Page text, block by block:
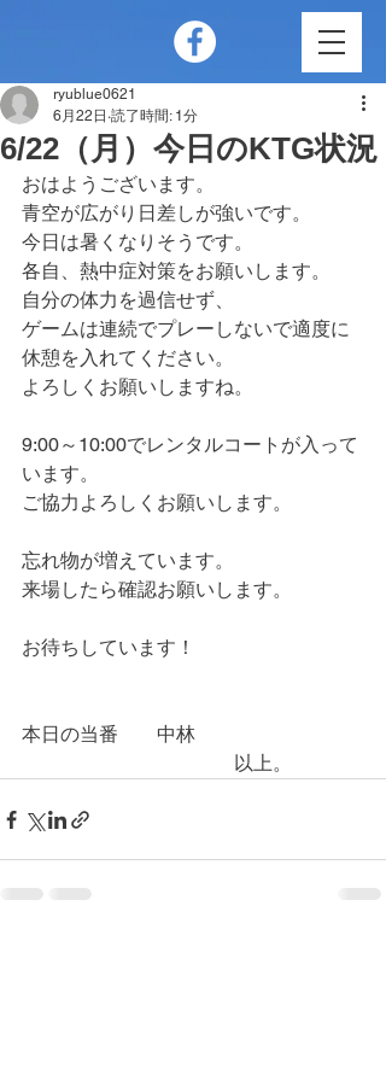
6/22（月）今日のKTG状況
ryublue0621
6月22日 読了時間: 1分
おはようございます。
青空が広がり日差しが強いです。
今日は暑くなりそうです。
各自、熱中症対策をお願いします。
自分の体力を過信せず、
ゲームは連続でプレーしないで適度に
休憩を入れてください。
よろしくお願いしますね。
9:00～10:00でレンタルコートが入って
います。
ご協力よろしくお願いします。
忘れ物が増えています。
来場したら確認お願いします。
お待ちしています！
本日の当番　　中林
以上。